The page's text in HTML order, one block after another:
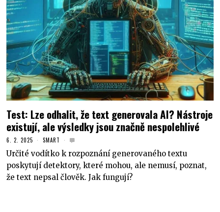
Test: Lze odhalit, že text generovala AI? Nástroje
existují, ale výsledky jsou značně nespolehlivé
6. 2. 2025 SMART
Určité vodítko k rozpoznání generovaného textu
poskytují detektory, které mohou, ale nemusí, poznat,
že text nepsal člověk. Jak fungují?